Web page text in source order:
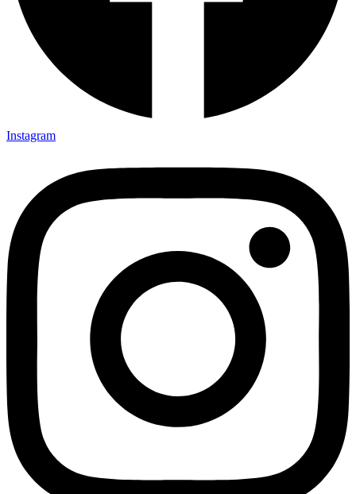
Instagram